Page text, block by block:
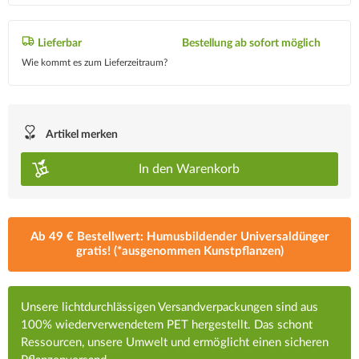
Lieferbar
Wie kommt es zum Lieferzeitraum?
Bestellung ab sofort möglich
Artikel merken
In den Warenkorb
Ab 49 € Bestellwert: Humusbildender Universaldünger
gratis! (*ausgenommen Kunstpflanzen)
Unsere lichtdurchlässigen Versandverpackungen sind aus
100% wiederverwendetem PET hergestellt. Das schont
Ressourcen, unsere Umwelt und ermöglicht einen sicheren